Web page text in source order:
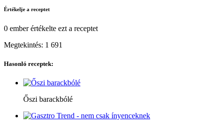
Értékelje a receptet
0 emberértékelte ezt a receptet
Megtekintés: 1 691
Hasonló receptek:
Őszi barackbólé